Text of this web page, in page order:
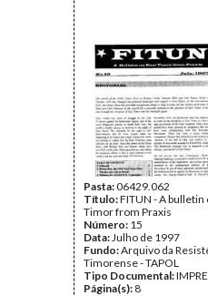
Pasta:06429.062
Título:FITUN - A bulletin
Timor from Praxis
Número: 15
Data:Julho de 1997
Fundo:Arquivo da
Timorense - TAPOL
Tipo Documental:
Página(s): 8